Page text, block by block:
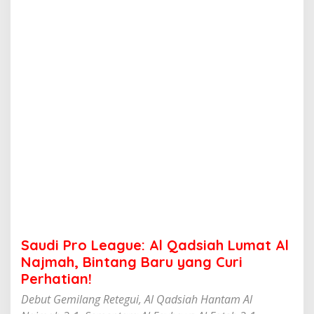
A
l
N
j
m
Saudi Pro League: Al Qadsiah Lumat Al
Najmah, Bintang Baru yang Curi
Perhatian!
Debut Gemilang Retegui, Al Qadsiah Hantam Al